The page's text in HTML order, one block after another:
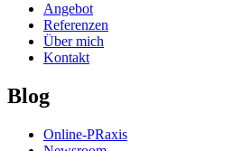
Angebot
Referenzen
Über mich
Kontakt
Blog
Online-PRaxis